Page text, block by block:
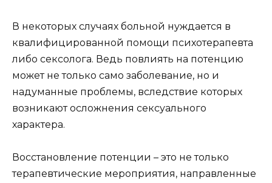
В некоторых случаях больной нуждается в
квалифицированной помощи психотерапевта
либо сексолога. Ведь повлиять на потенцию
может не только само заболевание, но и
надуманные проблемы, вследствие которых
возникают осложнения сексуального
характера.
Восстановление потенции – это не только
терапевтические мероприятия, направленные